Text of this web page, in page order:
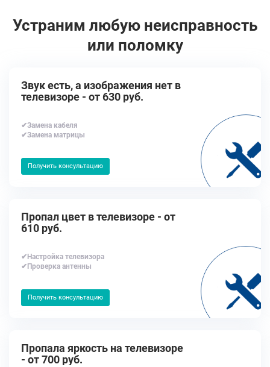
Устраним любую неисправность
или поломку
Звук есть, а изображения нет в
телевизоре - от 630 руб.
✔Замена кабеля
✔Замена матрицы
Получить консультацию
Пропал цвет в телевизоре - от
610 руб.
✔Настройка телевизора
✔Проверка антенны
Получить консультацию
Пропала яркость на телевизоре
- от 700 руб.